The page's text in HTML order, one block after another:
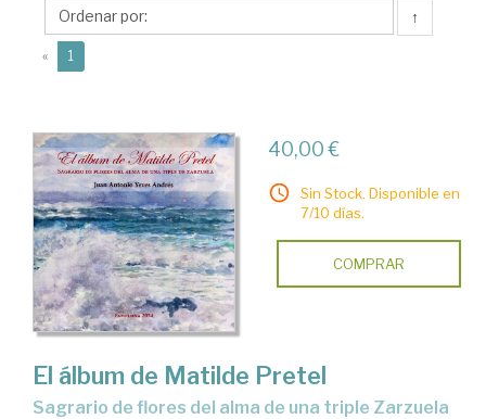
Juan
Antonio
↑
« 1
40,00 €
Sin Stock. Disponible en
7/10 días.
COMPRAR
El álbum de Matilde Pretel
Sagrario de flores del alma de una triple Zarzuela